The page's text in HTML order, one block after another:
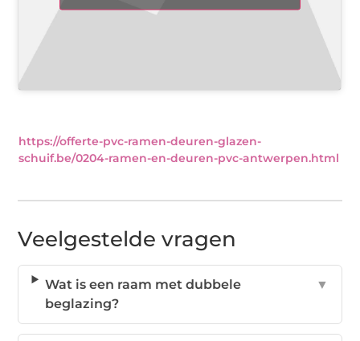
https://offerte-pvc-ramen-deuren-glazen-
schuif.be/0204-ramen-en-deuren-pvc-antwerpen.html
Veelgestelde vragen
Wat is een raam met dubbele
beglazing?
▼